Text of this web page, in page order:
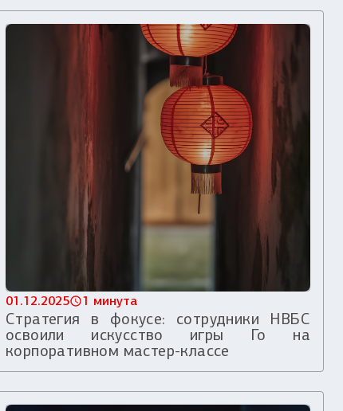
01.12.2025 1 минута
Стратегия в фокусе: сотрудники НВБС
освоили искусство игры Го на
корпоративном мастер-классе